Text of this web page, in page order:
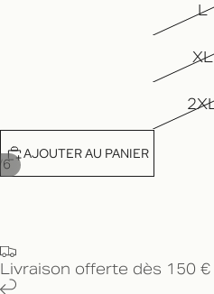
6
L
XL
AJOUTER AU PANIER
Livraison offerte dès 150 €